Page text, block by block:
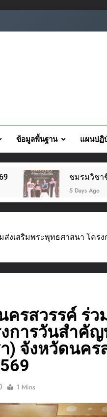
ข้อมูลพื้นฐาน แผนปฏิ
วิชาชีพแฟชั่นและสิ่งทอ จัดโ
งเสริมพระพุทธศาสนา โค
รสวรรค์ ร่ว
การวันสำคั
จังหวัดนคร
1 Mins